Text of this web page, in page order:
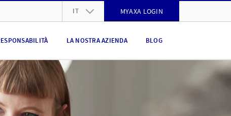
IT MYAXA LOGIN
LA NOSTRA AZIENDA BLOG